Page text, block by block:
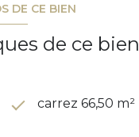
DE CE BIEN
de ce bien
carrez 66,50 m²